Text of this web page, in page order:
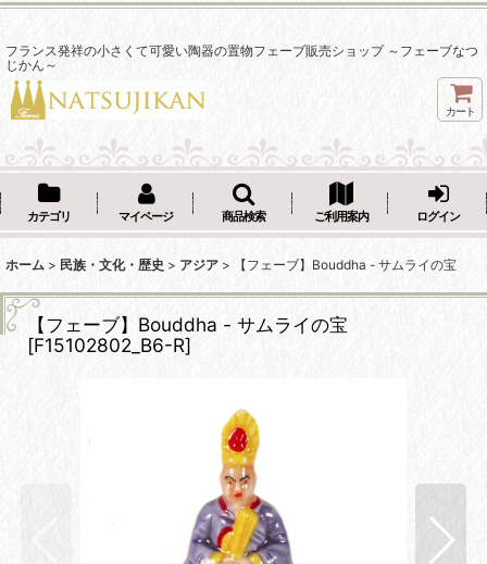
フランス発祥の小さくて可愛い陶器の置物フェーブ販売ショップ ～フェーブなつ
じかん～
カート
カテゴリ マイページ 商品検索 ご利用案内 ログイン
ホーム > 民族・文化・歴史 > アジア > 【フェーブ】Bouddha - サムライの宝
【フェーブ】Bouddha - サムライの宝
[F15102802_B6-R]